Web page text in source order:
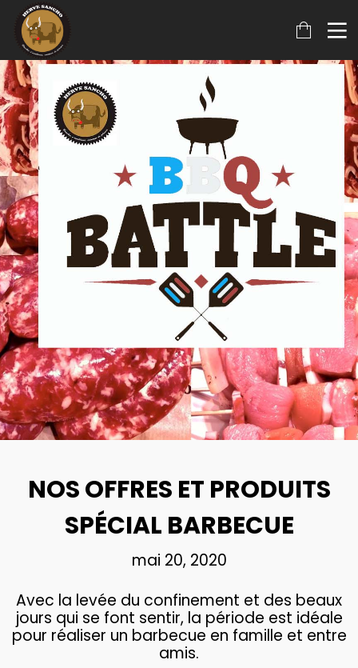
NOS OFFRES ET PRODUITS
SPÉCIAL BARBECUE
mai 20, 2020
Avec la levée du confinement et des beaux
jours qui se font sentir, la période est idéale
pour réaliser un barbecue en famille et entre
amis.